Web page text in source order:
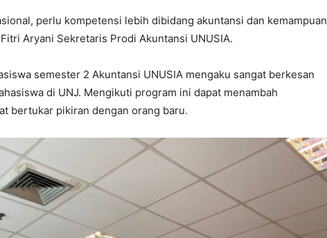
perlu kompetensi lebih dibidang akuntansi dan kemampuan
Aryani Sekretaris Prodi Akuntansi UNUSIA.
semester 2 Akuntansi UNUSIA mengaku sangat berkesan
di UNJ. Mengikuti program ini dapat menambah
bertukar pikiran dengan orang baru.